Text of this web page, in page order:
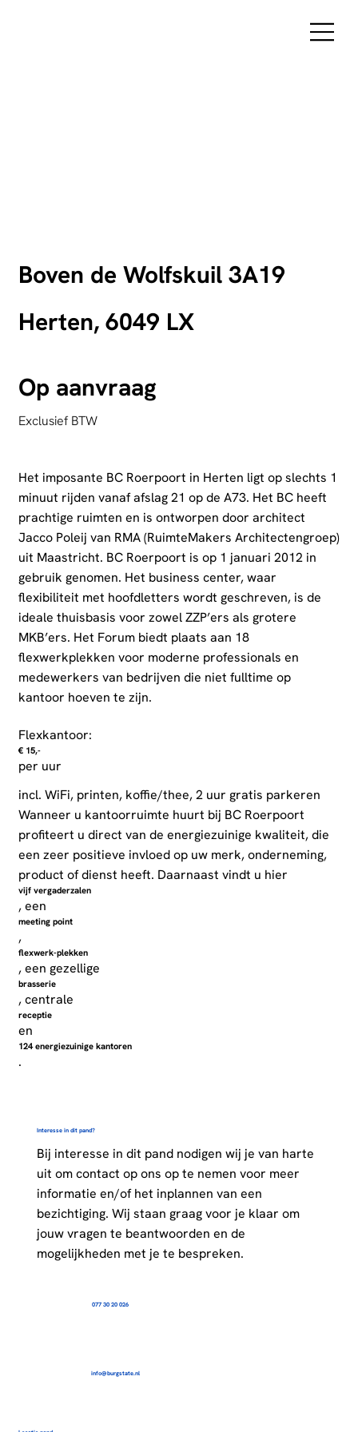
Boven de Wolfskuil 3A19
Herten, 6049 LX
Op aanvraag
Exclusief BTW
Het imposante BC Roerpoort in Herten ligt op slechts 1
minuut rijden vanaf afslag 21 op de A73. Het BC heeft
prachtige ruimten en is ontworpen door architect
Jacco Poleij van RMA (RuimteMakers Architectengroep)
uit Maastricht. BC Roerpoort is op 1 januari 2012 in
gebruik genomen. Het business center, waar
flexibiliteit met hoofdletters wordt geschreven, is de
ideale thuisbasis voor zowel ZZP’ers als grotere
MKB’ers. Het Forum biedt plaats aan 18
flexwerkplekken voor moderne professionals en
medewerkers van bedrijven die niet fulltime op
kantoor hoeven te zijn.
Flexkantoor:
€ 15,-
per uur
incl. WiFi, printen, koffie/thee, 2 uur gratis parkeren
Wanneer u kantoorruimte huurt bij BC Roerpoort
profiteert u direct van de energiezuinige kwaliteit, die
een zeer positieve invloed op uw merk, onderneming,
product of dienst heeft. Daarnaast vindt u hier
vijf vergaderzalen
, een
meeting point
,
flexwerk-plekken
, een gezellige
brasserie
, centrale
receptie
en
124 energiezuinige kantoren
.
Interesse in dit pand?
Bij interesse in dit pand nodigen wij je van harte
uit om contact op ons op te nemen voor meer
informatie en/of het inplannen van een
bezichtiging. Wij staan graag voor je klaar om
jouw vragen te beantwoorden en de
mogelijkheden met je te bespreken.
077 30 20 026
info@burgstate.nl